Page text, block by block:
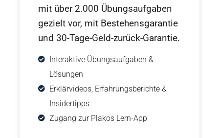
mit über 2.000 Übungsaufgaben
gezielt vor, mit Bestehensgarantie
und 30-Tage-Geld-zurück-Garantie.
Interaktive Übungsaufgaben &
Lösungen
Erklärvideos, Erfahrungsberichte &
Insidertipps
Zugang zur Plakos Lern-App